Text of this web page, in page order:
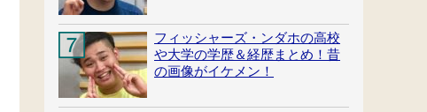
フィッシャーズ・ンダホの高校
や大学の学歴＆経歴まとめ！昔
の画像がイケメン！